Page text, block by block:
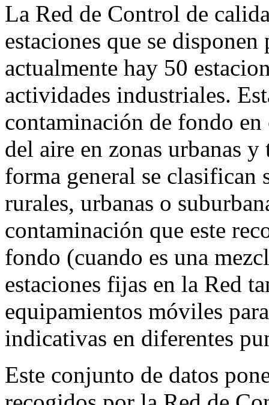
La Red de Control de
estaciones que se
actualmente hay 50
actividades industriales.
contaminación de fondo
del aire en zonas urbanas
forma general se clasifican
rurales, urbanas o
contaminación que este
fondo (cuando es una
estaciones fijas en la Red
equipamientos móviles
indicativas en diferentes
Este conjunto de datos